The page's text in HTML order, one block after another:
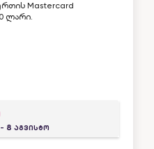
Mastercard
ლარი.
8 აგვისტო